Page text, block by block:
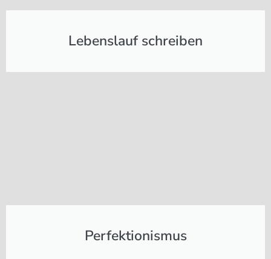
Lebenslauf schreiben
Perfektionismus